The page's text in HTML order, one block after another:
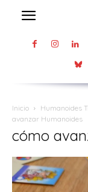
Inicio Humanoides
avanzar Humanoides
cómo